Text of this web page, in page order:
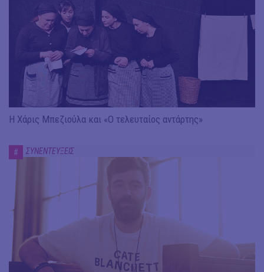
Η Χάρις Μπεζιούλα και «Ο τελευταίος αντάρτης»
# ΣΥΝΕΝΤΕΥΞΕΙΣ